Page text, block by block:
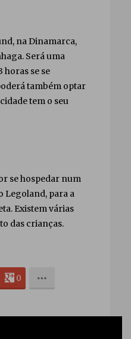
na Dinamarca,
Será uma
horas se se
também optar
tem o seu
se hospedar num
Legoland, para a
Existem várias
das crianças.
0